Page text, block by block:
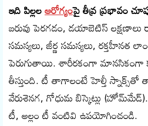
ఇది పిల్లలఆరోగ్యంపై తీవ్ర ప్రభావం
బరువు పెరగడం, డయాబెటిస్
సమస్యలు, జీర్ణ సమస్యలు, రక్తహీనత
పెరుగుతాయి. శారీరకంగా
తీస్తుంది. టీ తాగాలంటే హెల్తీ స్నాక్స్‌తో
వేరుశెనగ, గోధుమ బిస్కెట్లు
టీ, అల్లం టీ వంటివి ఉపయోగించండి.